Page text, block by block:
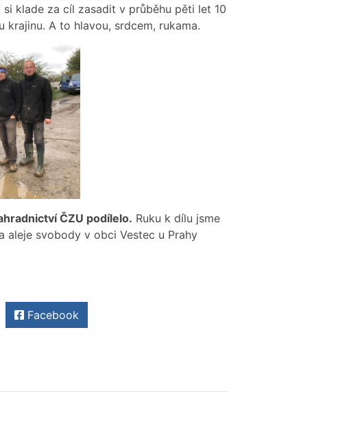
klade za cíl zasadit v průběhu pěti let 10
A to hlavou, srdcem, rukama.
ČZU podílelo. Ruku k dílu jsme
aleje svobody v obci Vestec u Prahy
Facebook